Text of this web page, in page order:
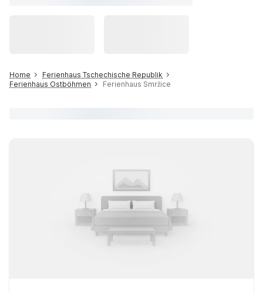
Home
Ferienhaus Tschechische Republik
Ferienhaus Ostböhmen
Ferienhaus Smržice